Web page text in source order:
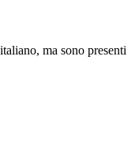
ma sono presenti